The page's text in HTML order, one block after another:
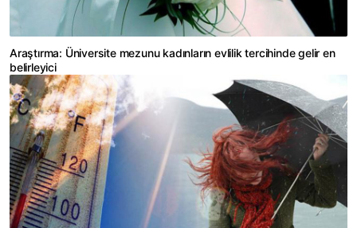
Araştırma: Üniversite mezunu kadınların evlilik tercihinde gelir en
belirleyici